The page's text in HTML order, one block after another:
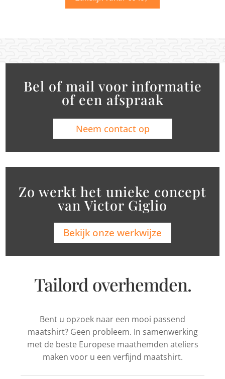
Bel of mail voor informatie
of een afspraak
Neem contact op
Zo werkt het unieke concept
van Victor Giglio
Bekijk onze werkwijze
Tailord overhemden.
Bent u opzoek naar een mooi passend
maatshirt? Geen probleem. In samenwerking
met de beste Europese maathemden ateliers
maken voor u een verfijnd maatshirt.